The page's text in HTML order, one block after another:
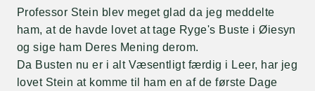
Professor Stein blev meget glad da jeg meddelte
ham, at de havde lovet at tage Ryge's Buste i Øiesyn
og sige ham Deres Mening derom.
Da Busten nu er i alt Væsentligt færdig i Leer, har jeg
lovet Stein at komme til ham en af de første Dage